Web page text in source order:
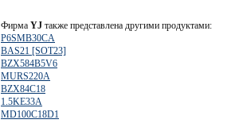
Фирма YJ также представлена другими продуктами:
P6SMB30CA
BAS21 [SOT23]
BZX584B5V6
MURS220A
BZX84C18
1.5KE33A
MD100C18D1